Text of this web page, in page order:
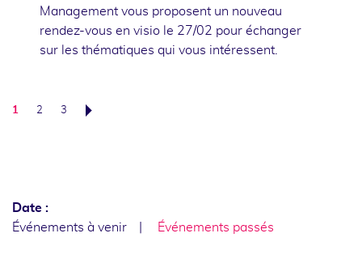
Management vous proposent un nouveau
rendez-vous en visio le 27/02 pour échanger
sur les thématiques qui vous intéressent.
1 2 3
Date :
Événements à venir
Événements passés